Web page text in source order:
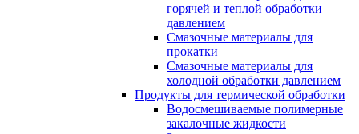
горячей и теплой обработки
давлением
Смазочные материалы для
прокатки
Смазочные материалы для
холодной обработки давлением
Продукты для термической обработки
Водосмешиваемые полимерные
закалочные жидкости